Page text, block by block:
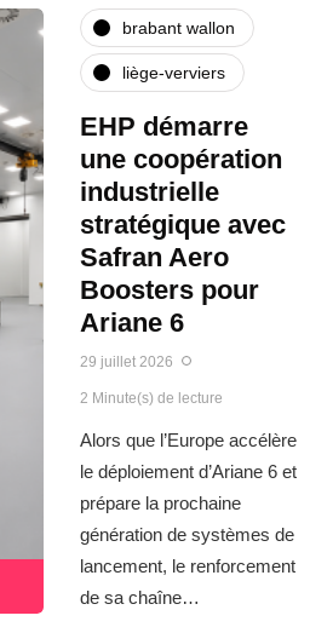
brabant wallon
liège-verviers
EHP démarre
une coopération
industrielle
stratégique avec
Safran Aero
Boosters pour
Ariane 6
29 juillet 2026
2 Minute(s) de lecture
Alors que l’Europe accélère
le déploiement d’Ariane 6 et
prépare la prochaine
génération de systèmes de
lancement, le renforcement
de sa chaîne…